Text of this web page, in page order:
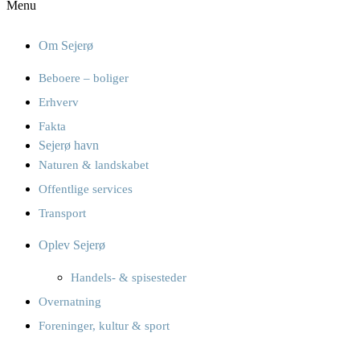
Menu
Om Sejerø
Beboere – boliger
Erhverv
Fakta
Sejerø havn
Naturen & landskabet
Offentlige services
Transport
Oplev Sejerø
Handels- & spisesteder
Overnatning
Foreninger, kultur & sport